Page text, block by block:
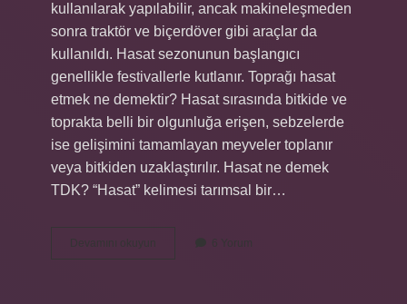
kullanılarak yapılabilir, ancak makineleşmeden
sonra traktör ve biçerdöver gibi araçlar da
kullanıldı. Hasat sezonunun başlangıcı
genellikle festivallerle kutlanır. Toprağı hasat
etmek ne demektir? Hasat sırasında bitkide ve
toprakta belli bir olgunluğa erişen, sebzelerde
ise gelişimini tamamlayan meyveler toplanır
veya bitkiden uzaklaştırılır. Hasat ne demek
TDK? “Hasat” kelimesi tarımsal bir…
Devamını okuyun
Nedir
6 Yorum